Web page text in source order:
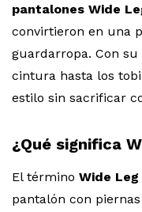
pantalones Wide
convirtieron en una
guardarropa. Con
cintura hasta los
estilo sin sacrificar
¿Qué significa
El término Wide Leg
pantalón con